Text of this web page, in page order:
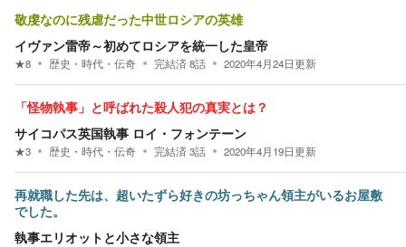
敬虔なのに残虐だった中世ロシアの英雄
イヴァン雷帝～初めてロシアを統一した皇帝
★8 歴史・時代・伝奇 完結済8話 2020年4月24日更新
「怪物執事」と呼ばれた殺人犯の真実とは？
サイコパス英国執事 ロイ・フォンテーン
★3 歴史・時代・伝奇 完結済3話 2020年4月19日更新
再就職した先は、超いたずら好きの坊っちゃん領主がいるお屋敷
でした。
執事エリオットと小さな領主